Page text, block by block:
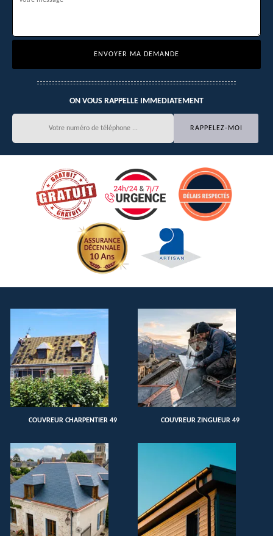
ON VOUS RAPPELLE IMMEDIATEMENT
COUVREUR CHARPENTIER 49 COUVREUR ZINGUEUR 49